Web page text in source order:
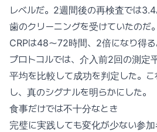
レベルだ。2週間後の再検査では
歯のクリーニングを受けていたのだ
CRPは48〜72時間、2倍になり得る
プロトコルでは、介入前2回の測定
平均を比較して成功を判定した。
し、真のシグナルを明らかにした。
食事だけでは不十分なとき
完璧に実践しても変化が少ない参